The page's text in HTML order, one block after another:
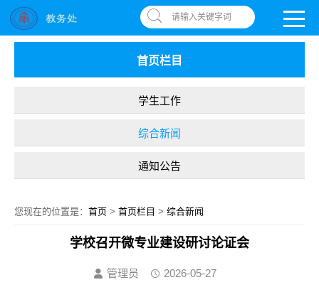
南昌应用技术师范学院，助你圆梦! OA系统| 书记信箱 违反师德举报信箱
请输入关键字词
首页栏目
学生工作
综合新闻
通知公告
您现在的位置是： 首页 > 首页栏目 > 综合新闻
学校召开微专业建设研讨论证会
管理员 2026-05-27